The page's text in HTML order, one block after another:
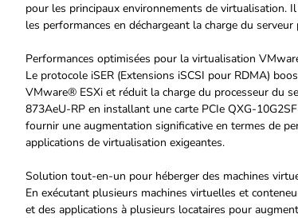
pour les principaux environnements de
les performances en déchargeant la charge du
Performances optimisées pour la virtualisation
Le protocole iSER (Extensions iSCSI pour RDMA)
VMware® ESXi et réduit la charge du processeur du
873AeU-RP en installant une carte PCIe QXG-
fournir une augmentation significative en termes de
applications de virtualisation exigeantes.
Solution tout-en-un pour héberger des machines
En exécutant plusieurs machines virtuelles et
et des applications à plusieurs locataires pour